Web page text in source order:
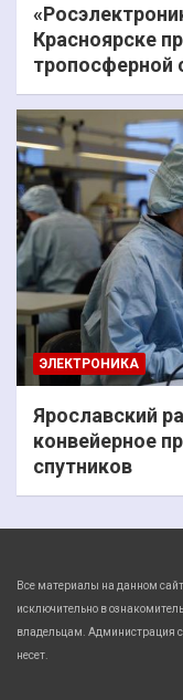
Красноярске
тропосферной
ЭЛЕКТРОНИКА
Ярославский
конвейерное
спутников
Все материалы на данном
исключительно в
владельцам. Администрация
несет.